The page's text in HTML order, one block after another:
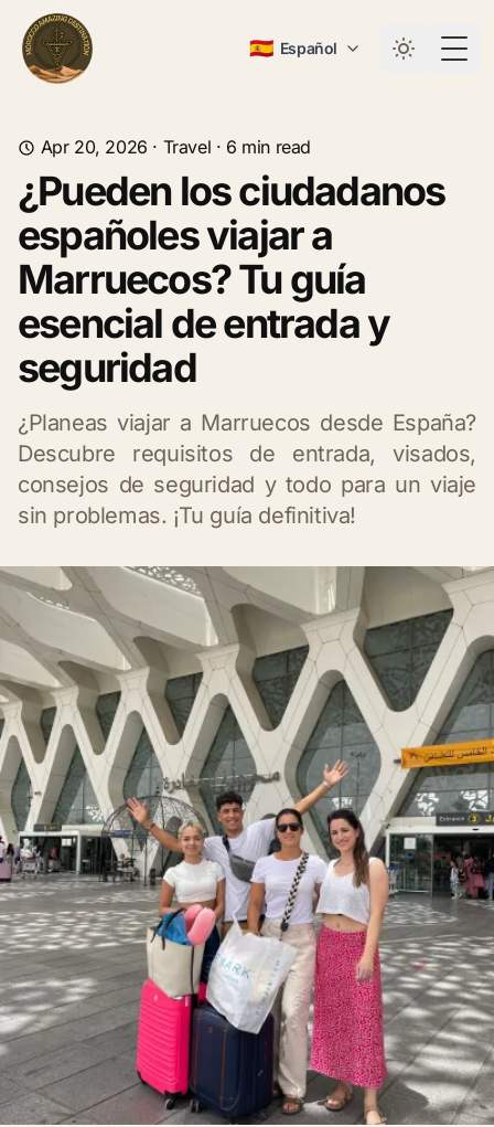
🇪🇸 Español
Apr 20, 2026 · Travel · 6 min read
¿Pueden los ciudadanos
españoles viajar a
Marruecos? Tu guía
esencial de entrada y
seguridad
¿Planeas viajar a Marruecos desde España?
Descubre requisitos de entrada, visados,
consejos de seguridad y todo para un viaje
sin problemas. ¡Tu guía definitiva!